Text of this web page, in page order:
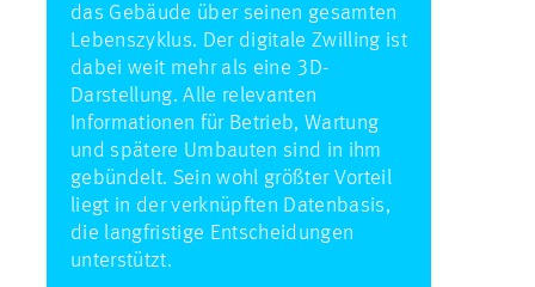
das Gebäude über seinen gesamten
Lebenszyklus. Der digitale Zwilling ist
dabei weit mehr als eine 3D-
Darstellung. Alle relevanten
Informationen für Betrieb, Wartung
und spätere Umbauten sind in ihm
gebündelt. Sein wohl größter Vorteil
liegt in der verknüpften Datenbasis,
die langfristige Entscheidungen
unterstützt.